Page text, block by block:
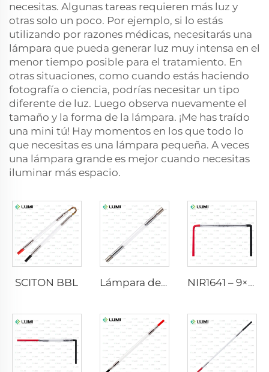
necesitas. Algunas tareas requieren más luz y
otras solo un poco. Por ejemplo, si lo estás
utilizando por razones médicas, necesitarás una
lámpara que pueda generar luz muy intensa en el
menor tiempo posible para el tratamiento. En
otras situaciones, como cuando estás haciendo
fotografía o ciencia, podrías necesitar un tipo
diferente de luz. Luego observa nuevamente el
tamaño y la forma de la lámpara. ¡Me has traído
una mini tú! Hay momentos en los que todo lo
que necesitas es una lámpara pequeña. A veces
una lámpara grande es mejor cuando necesitas
iluminar más espacio.
SCITON BBL Lámpara de Xenón IPL P1640 – 7×47×110 mm NIR1641 – 9×45×110 mm